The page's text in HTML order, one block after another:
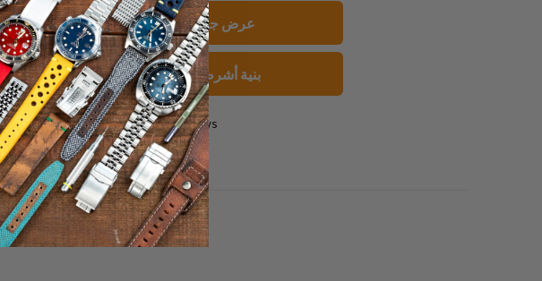
تويتر
فيسبوكبينتيريست
صديق
عرض جميع الأساور
بنية أشرطة الساعات
0 reviews